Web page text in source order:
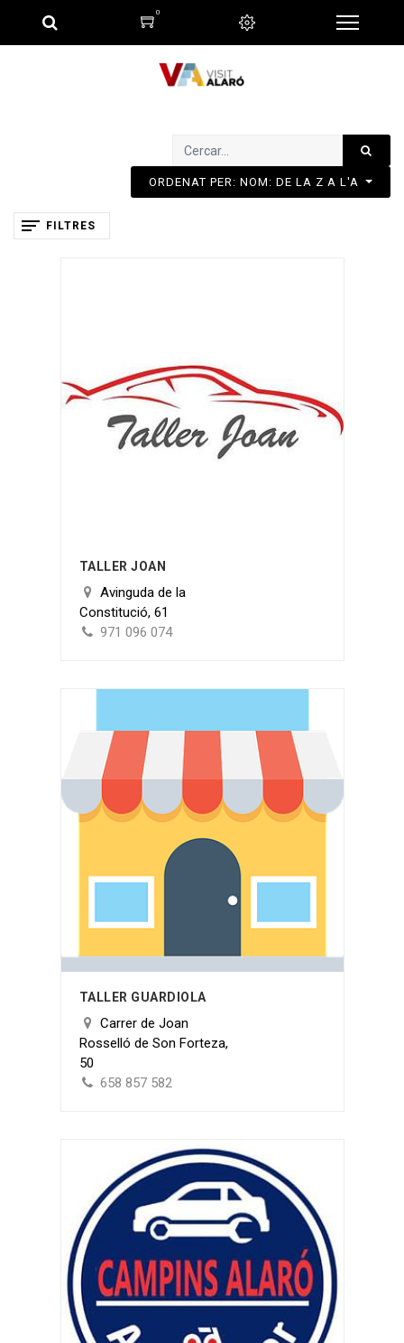
0
ORDENAT PER: NOM: DE LA Z A L'A
FILTRES
TALLER JOAN
Avinguda de la
Constitució, 61
971 096 074
TALLER GUARDIOLA
Carrer de Joan
Rosselló de Son Forteza,
50
658 857 582